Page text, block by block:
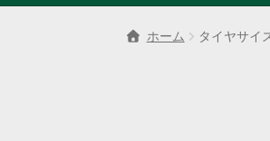
キ
ッ
プ
ホーム タイヤサイ